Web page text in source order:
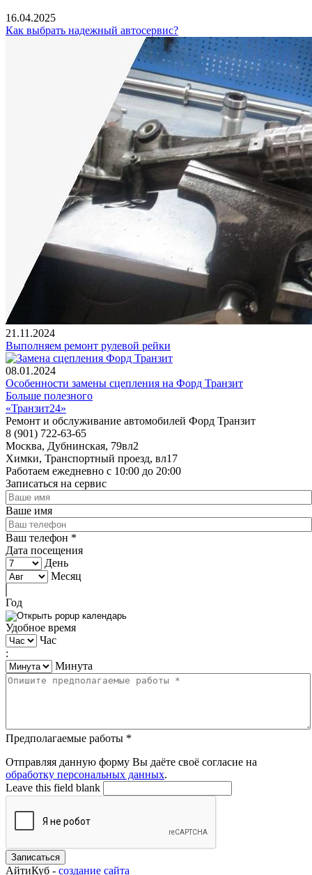
16.04.2025
Как выбрать надежный автосервис?
21.11.2024
Выполняем ремонт рулевой рейки
08.01.2024
Особенности замены сцепления на Форд Транзит
Больше полезного
«Транзит24»
Ремонт и обслуживание автомобилей Форд Транзит
8 (901) 722-63-65
Москва, Дубнинская, 79вл2
Химки, Транспортный проезд, вл17
Работаем ежедневно с 10:00 до 20:00
Записаться на сервис
Ваше имя
Ваш телефон *
Дата посещения
День
Месяц
Год
Удобное время
Час
:
Минута
Предполагаемые работы *
Отправляя данную форму Вы даёте своё согласие на
обработку персональных данных.
Leave this field blank
Записаться
АйтиКуб - создание сайта